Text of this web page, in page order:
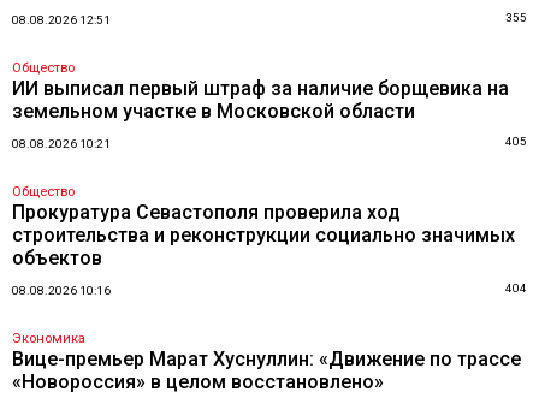
08.08.2026 12:51 355
Общество
ИИ выписал первый штраф за наличие борщевика на
земельном участке в Московской области
08.08.2026 10:21 405
Общество
Прокуратура Севастополя проверила ход
строительства и реконструкции социально значимых
объектов
08.08.2026 10:16 404
Экономика
Вице-премьер Марат Хуснуллин: «Движение по трассе
«Новороссия» в целом восстановлено»